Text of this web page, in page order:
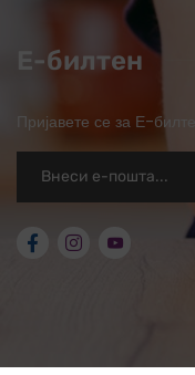
Е-билтен
Пријавете се за Е-билтен